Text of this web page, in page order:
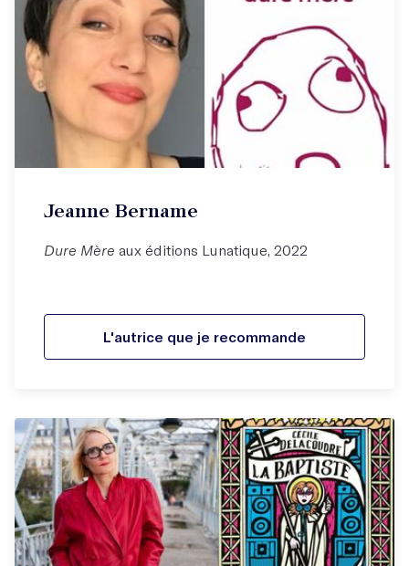
Jeanne Bername
Dure Mère aux éditions Lunatique, 2022
L'autrice que je recommande